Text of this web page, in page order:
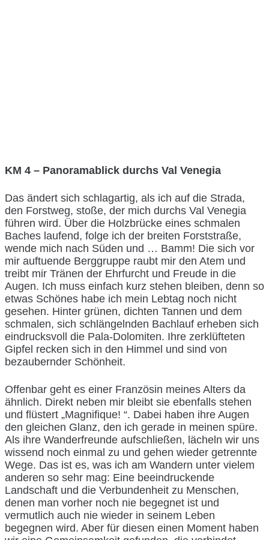
KM 4 – Panoramablick durchs Val Venegia
Das ändert sich schlagartig, als ich auf die Strada,
den Forstweg, stoße, der mich durchs Val Venegia
führen wird. Über die Holzbrücke eines schmalen
Baches laufend, folge ich der breiten Forststraße,
wende mich nach Süden und … Bamm! Die sich vor
mir auftuende Berggruppe raubt mir den Atem und
treibt mir Tränen der Ehrfurcht und Freude in die
Augen. Ich muss einfach kurz stehen bleiben, denn so
etwas Schönes habe ich mein Lebtag noch nicht
gesehen. Hinter grünen, dichten Tannen und dem
schmalen, sich schlängelnden Bachlauf erheben sich
eindrucksvoll die Pala-Dolomiten. Ihre zerklüfteten
Gipfel recken sich in den Himmel und sind von
bezaubernder Schönheit.
Offenbar geht es einer Französin meines Alters da
ähnlich. Direkt neben mir bleibt sie ebenfalls stehen
und flüstert „Magnifique! “. Dabei haben ihre Augen
den gleichen Glanz, den ich gerade in meinen spüre.
Als ihre Wanderfreunde aufschließen, lächeln wir uns
wissend noch einmal zu und gehen wieder getrennte
Wege. Das ist es, was ich am Wandern unter vielem
anderen so sehr mag: Eine beeindruckende
Landschaft und die Verbundenheit zu Menschen,
denen man vorher noch nie begegnet ist und
vermutlich auch nie wieder in seinem Leben
begegnen wird. Aber für diesen einen Moment haben